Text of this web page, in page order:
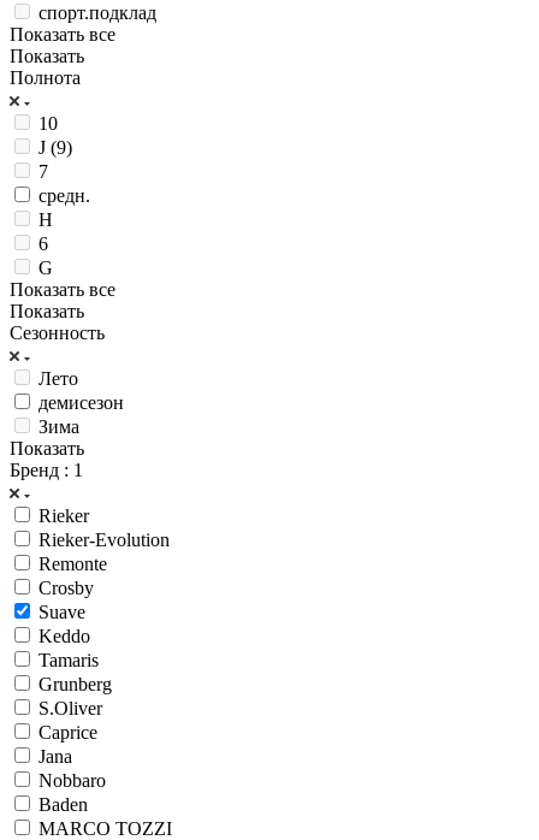
спорт.подклад
Показать все
Показать
Полнота
10
J (9)
7
средн.
H
6
G
Показать все
Показать
Сезонность
Лето
демисезон
Зима
Показать
Бренд : 1
Rieker
Rieker-Evolution
Remonte
Crosby
Suave
Keddo
Tamaris
Grunberg
S.Oliver
Caprice
Jana
Nobbaro
Baden
MARCO TOZZI